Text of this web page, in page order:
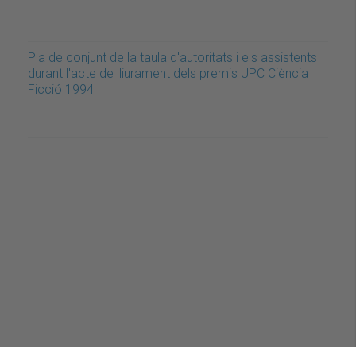
Pla de conjunt de la taula d'autoritats i els assistents
durant l'acte de lliurament dels premis UPC Ciència
Ficció 1994